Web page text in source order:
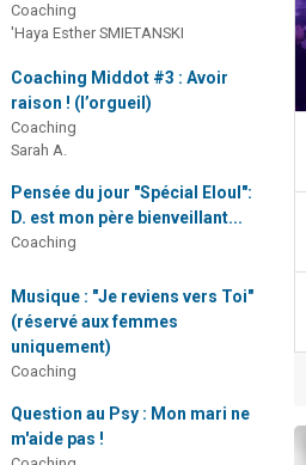
Coaching
'Haya Esther SMIETANSKI
Coaching Middot #3 : Avoir
raison ! (l’orgueil)
Coaching
Sarah A.
Pensée du jour "Spécial Eloul":
D. est mon père bienveillant...
Coaching
Musique : "Je reviens vers Toi"
(réservé aux femmes
uniquement)
Coaching
Question au Psy : Mon mari ne
m'aide pas !